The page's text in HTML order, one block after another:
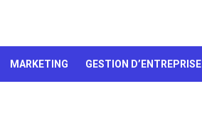
chocolats…
MARKETING GESTION D’ENTREPRISE